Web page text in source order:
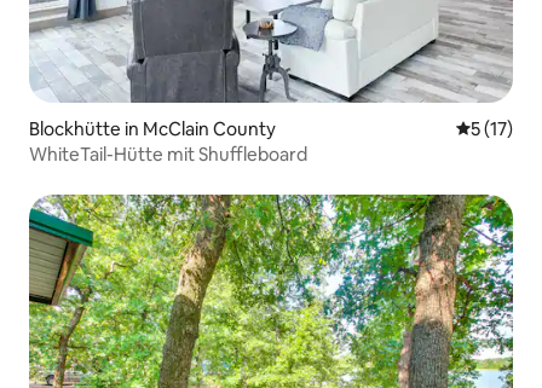
Blockhütte in McClain County
5 (17)
WhiteTail-Hütte mit Shuffleboard